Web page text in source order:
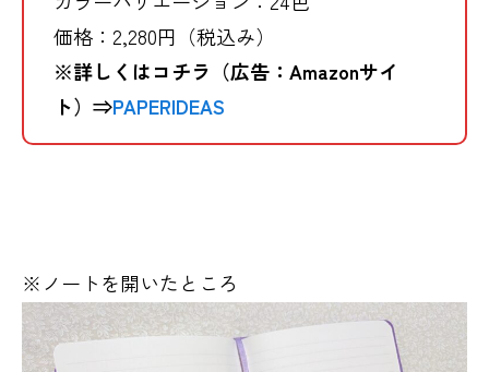
価格：2,280円（税込み）
※詳しくはコチラ（広告：Amazonサイ
ト）⇒PAPERIDEAS
※ノートを開いたところ